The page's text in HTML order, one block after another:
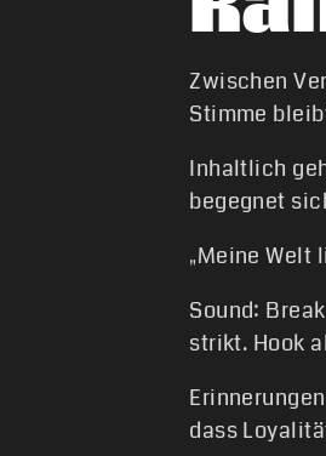
Zwischen
Stimme
Inhaltlich
begegnet
„Meine Welt
Sound:
strikt. Hook
dass